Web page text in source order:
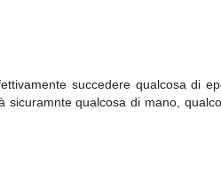
succedere qualcosa di
sicuramnte qualcosa di mano,